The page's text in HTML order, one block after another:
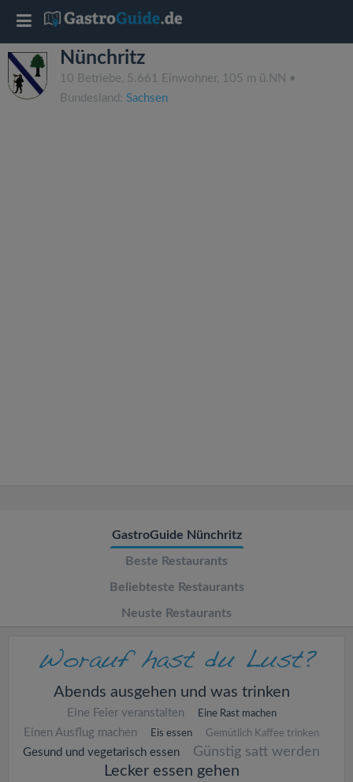
Nünchritz
10 Betriebe, 5.661 Einwohner, 105 m ü.NN •
Bundesland: Sachsen
GastroGuide Nünchritz
Beste Restaurants
Beliebteste Restaurants
Neuste Restaurants
Abends ausgehen und was trinken
Eine Feier veranstalten Eine Rast machen
Einen Ausflug machen Eis essen Gemütlich Kaffee trinken
Gesund und vegetarisch essen Günstig satt werden
Lecker essen gehen
T
o
g